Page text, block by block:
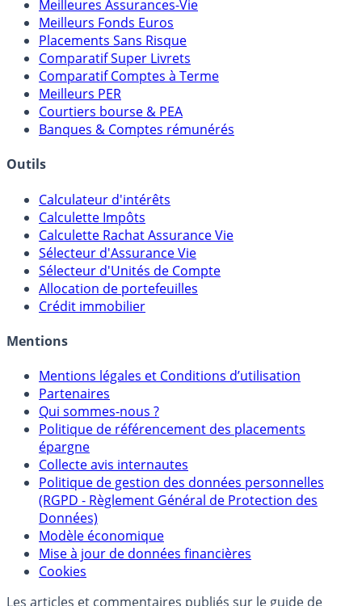
Meilleures Assurances-Vie
Meilleurs Fonds Euros
Placements Sans Risque
Comparatif Super Livrets
Comparatif Comptes à Terme
Meilleurs PER
Courtiers bourse & PEA
Calculateur d'intérêts
Calculette Impôts
Calculette Rachat Assurance Vie
Sélecteur d'Assurance Vie
Sélecteur d'Unités de Compte
Allocation de portefeuilles
Mentions légales et Conditions d’utilisation
Partenaires
Qui sommes-nous ?
Politique de référencement des placements
épargne
Collecte avis internautes
Politique de gestion des données personnelles
(RGPD - Règlement Général de Protection des
Données)
Modèle économique
Mise à jour de données financières
Cookies